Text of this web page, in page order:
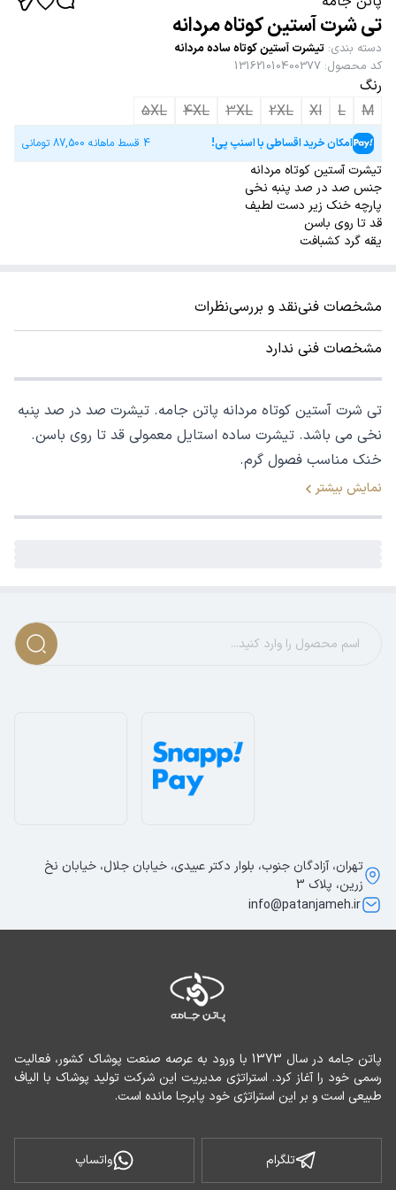
تی شرت آستین کوتاه مردانه
دسته بندی: تیشرت آستین کوتاه ساده مردانه
کد محصول:
131621010400377
رنگ
M
L
Xl
2XL
3XL
4XL
5XL
امکان خرید اقساطی با اسنپ پی! 4 قسط ماهانه 87,500 تومانی
تیشرت آستین کوتاه مردانه
جنس صد در صد پنبه نخی
پارچه خنک زیر دست لطیف
قد تا روی باسن
یقه گرد کشبافت
مشخصات فنینقد و بررسینظرات
مشخصات فنی ندارد
تی شرت آستین کوتاه مردانه پاتن جامه. تیشرت صد در صد پنبه
نخی می باشد. تیشرت ساده استایل معمولی قد تا روی باسن.
خنک مناسب فصول گرم.
نمایش بیشتر
طبیعی است و بر این استراتژی خود پابرجا مانده است.
تلگرام واتساپ
تهران، آزادگان جنوب، بلوار دکتر عبیدی، خیابان جلال، خیابان نخ
زرین، پلاک 3
info@patanjameh.ir